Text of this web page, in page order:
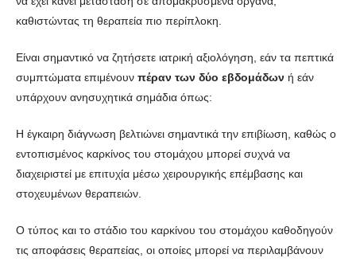
καθιστώντας τη θεραπεία πιο περίπλοκη.
Είναι σημαντικό να ζητήσετε ιατρική αξιολόγηση, εάν τα πεπτικά
συμπτώματα επιμένουν πέραν των δύο εβδομάδων ή εάν
υπάρχουν ανησυχητικά σημάδια όπως:
Η έγκαιρη διάγνωση βελτιώνει σημαντικά την επιβίωση, καθώς ο
εντοπισμένος καρκίνος του στομάχου μπορεί συχνά να
διαχειριστεί με επιτυχία μέσω χειρουργικής επέμβασης και
στοχευμένων θεραπειών.
Ο τύπος και το στάδιο του καρκίνου του στομάχου καθοδηγούν
τις αποφάσεις θεραπείας, οι οποίες μπορεί να περιλαμβάνουν